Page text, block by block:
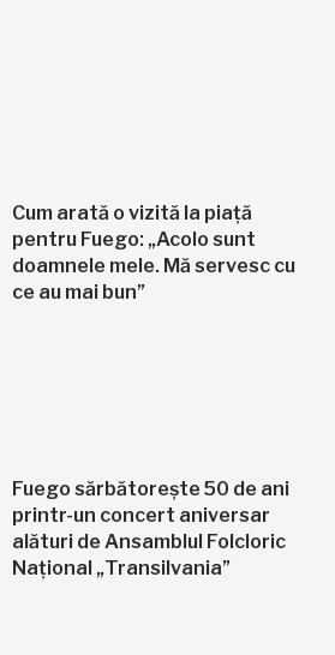
Cum arată o vizită la piață
pentru Fuego: „Acolo sunt
doamnele mele. Mă servesc cu
ce au mai bun”
Fuego sărbătorește 50 de ani
printr-un concert aniversar
alături de Ansamblul Folcloric
Național „Transilvania”